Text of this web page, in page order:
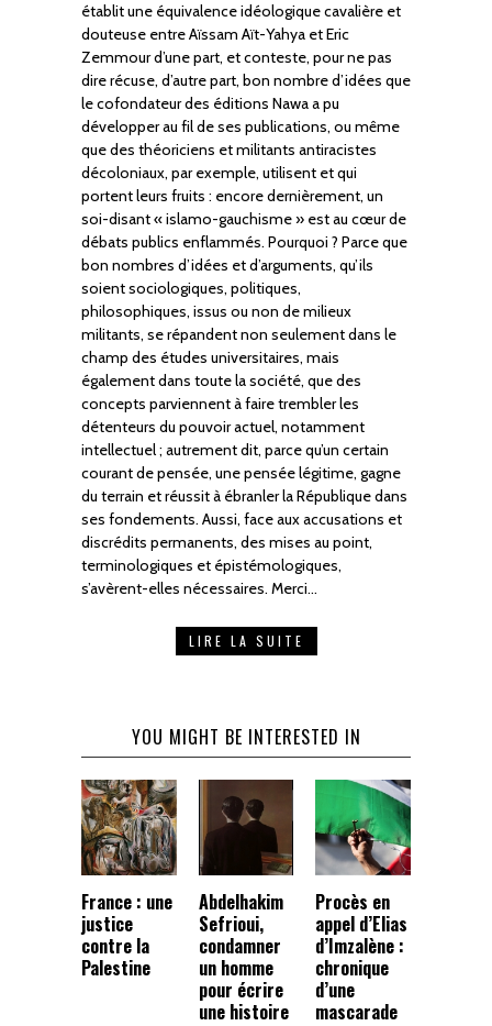
établit une équivalence idéologique cavalière et
douteuse entre Aïssam Aït-Yahya et Eric
Zemmour d’une part, et conteste, pour ne pas
dire récuse, d’autre part, bon nombre d’idées que
le cofondateur des éditions Nawa a pu
développer au fil de ses publications, ou même
que des théoriciens et militants antiracistes
décoloniaux, par exemple, utilisent et qui
portent leurs fruits : encore dernièrement, un
soi-disant « islamo-gauchisme » est au cœur de
débats publics enflammés. Pourquoi ? Parce que
bon nombres d’idées et d’arguments, qu’ils
soient sociologiques, politiques,
philosophiques, issus ou non de milieux
militants, se répandent non seulement dans le
champ des études universitaires, mais
également dans toute la société, que des
concepts parviennent à faire trembler les
détenteurs du pouvoir actuel, notamment
intellectuel ; autrement dit, parce qu’un certain
courant de pensée, une pensée légitime, gagne
du terrain et réussit à ébranler la République dans
ses fondements. Aussi, face aux accusations et
discrédits permanents, des mises au point,
terminologiques et épistémologiques,
s’avèrent-elles nécessaires. Merci…
LIRE LA SUITE
YOU MIGHT BE INTERESTED IN
France : une
justice
contre la
Palestine
Abdelhakim
Sefrioui,
condamner
un homme
pour écrire
une histoire
Procès en
appel d’Elias
d’Imzalène :
chronique
d’une
mascarade